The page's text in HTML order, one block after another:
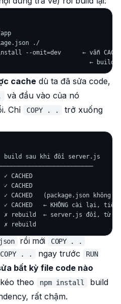
./
install --omit=dev      ← vẫn
cache dù ta đã sửa code,
và đầu vào của nó
Chỉ COPY . .
trở xuống
build sau khi đổi server.js
✓ CACHED
✓ CACHED
✓ CACHED   (package.json không
✓ CACHED   ← KHÔNG cài lại, tiết
✗ rebuild  ← server.js đổi, từ
rồi mới COPY . .
COPY . . ngay trước
RUN
bất kỳ file code nào
theo npm install
build
rất chậm.